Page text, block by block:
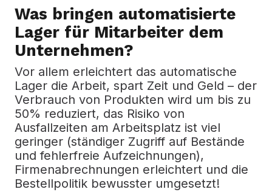
Was bringen automatisierte
Lager für Mitarbeiter dem
Unternehmen?
Vor allem erleichtert das automatische
Lager die Arbeit, spart Zeit und Geld – der
Verbrauch von Produkten wird um bis zu
50% reduziert, das Risiko von
Ausfallzeiten am Arbeitsplatz ist viel
geringer (ständiger Zugriff auf Bestände
und fehlerfreie Aufzeichnungen),
Firmenabrechnungen erleichtert und die
Bestellpolitik bewusster umgesetzt!